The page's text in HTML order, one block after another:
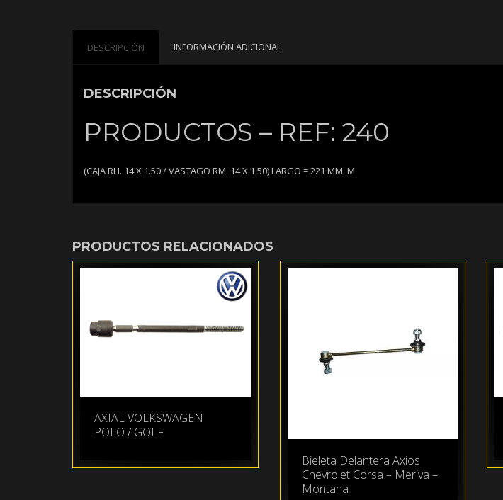
DESCRIPCIÓN INFORMACIÓN ADICIONAL
DESCRIPCIÓN
PRODUCTOS – REF: 240
(CAJA RH. 14 X 1.50 / VASTAGO RM. 14 X 1.50) LARGO = 221 MM. M
PRODUCTOS RELACIONADOS
AXIAL VOLKSWAGEN
POLO / GOLF
Bieleta Delantera Axios
Chevrolet Corsa – Meriva –
Montana